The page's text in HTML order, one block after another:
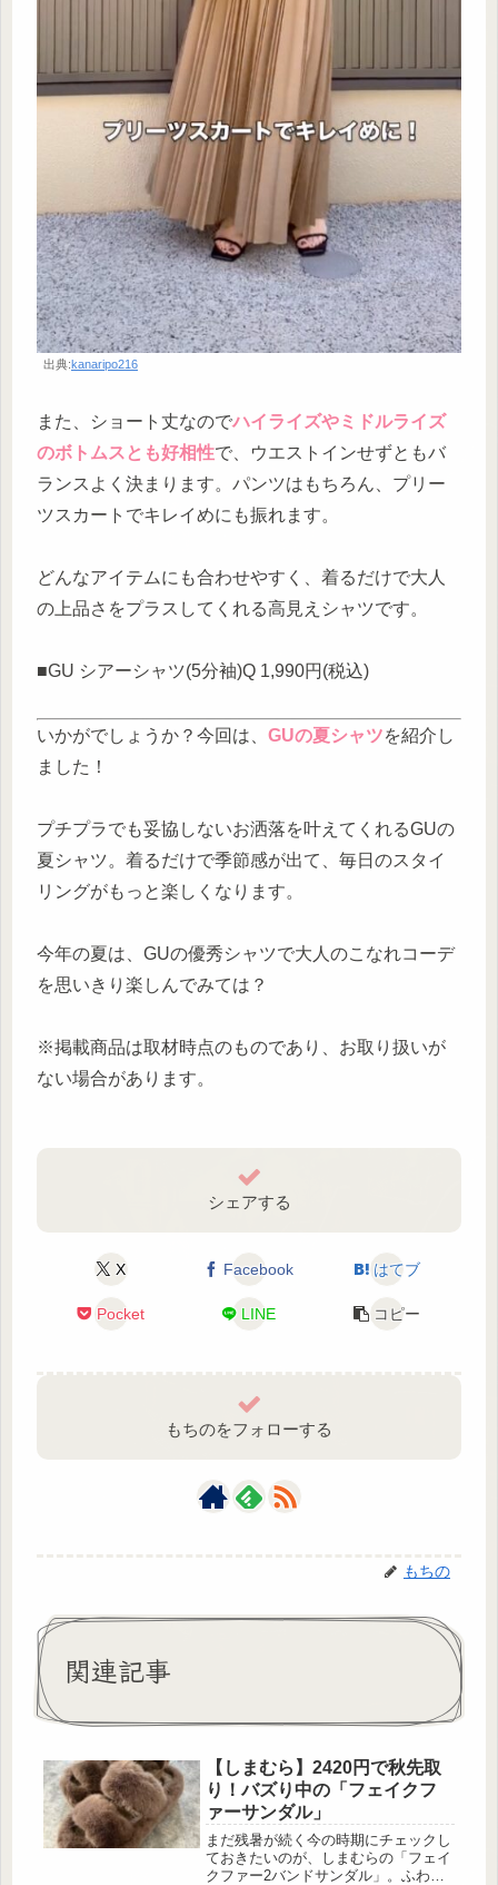
出典:kanaripo216
また、ショート丈なのでハイライズやミドルライズ
のボトムスとも好相性で、ウエストインせずともバ
ランスよく決まります。パンツはもちろん、プリー
ツスカートでキレイめにも振れます。
どんなアイテムにも合わせやすく、着るだけで大人
の上品さをプラスしてくれる高見えシャツです。
■GU シアーシャツ(5分袖)Q 1,990円(税込)
いかがでしょうか？今回は、 GUの夏シャツを紹介し
ました！
プチプラでも妥協しないお洒落を叶えてくれるGUの
夏シャツ。着るだけで季節感が出て、毎日のスタイ
リングがもっと楽しくなります。
今年の夏は、GUの優秀シャツで大人のこなれコーデ
を思いきり楽しんでみては？
※掲載商品は取材時点のものであり、お取り扱いが
ない場合があります。
シェアする
X Facebook はてブ
Pocket LINE コピー
もちのをフォローする
もちの
関連記事
【しまむら】2420円で秋先取
り！バズり中の「フェイクフ
ァーサンダル」
まだ残暑が続く今の時期にチェックし
ておきたいのが、しまむらの「フェイ
クファー2バンドサンダル」。ふわも